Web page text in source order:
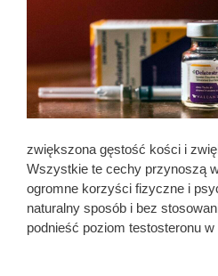
zwiększona gęstość kości i
Wszystkie te cechy przynoszą
ogromne korzyści fizyczne i
naturalny sposób i bez
podnieść poziom testosteronu